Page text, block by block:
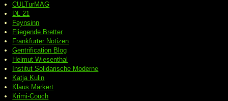
CULTurMAG
DL 21
Feynsinn
Fliegende Bretter
Frankfurter Notizen
Gentrification Blog
Helmut Wiesenthal
Institut Solidarische Moderne
Katja Kulin
Klaus Märkert
Krimi-Couch